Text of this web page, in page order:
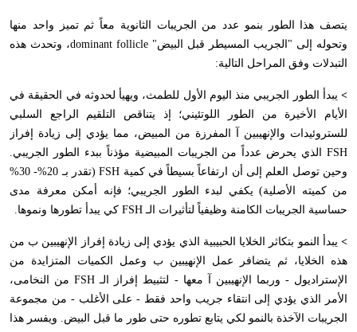
يتصف هذا الطور بنمو عدد من الجريبات الثانوية معاً ثم تميز واحد منها
وتحوله إلى "الجريب المسيطر قبل البيض" dominant follicle، وتحدث هذه
التبدلات وفق المراحل التالية:
> يبدأ الطور الجريبي منذ اليوم الأول للطمث، ويهيأ لحدوثه في الحقيقة في
الأيام الأخيرة من الطور اللوتئيني؛ إذ يتناقص التلقيم الراجع السلبي
للستروئيدات والإنهيبين آ المفرزة من المبيض، مما يؤدي إلى زيادة إفراز
FSH الذي يحرض عدداً من الجريبات المبيضية مؤذناً ببدء الطور الجريبي.
وحين توصل العلم إلى أن ارتفاعاً بسيطاً في كمية FSH
(تقدر بـ 20%- 30%
من كميته الأصلية) يكفي لبدء الطور الجريبي؛ فإنه أمكن معرفة مدى
حساسية الجريبات الكامنة وظيفياً لتأثيرات الـ FSH كي يبدأ تطورها ونموها.
> يبدأ النمو بتكاثر الخلايا الحبيبية الذي يؤدي إلى زيادة إفراز الإنهيبين ب من
هذه الخلايا، ثم يتضافر عمل الإنهيبين ب وعمل الكميات المتزايدة من
الإستراديول - وربما الإنهيبين آ معها - لتثبيط إفراز الـ FSHمن النخامى،
الأمر الذي يؤدي إلى انتقاء جريب واحد فقط - على الأغلب - من مجموعة
الجريبات الآخذة بالنمو لكي يتابع تطوره حتى طور ما قبل البيض. ويفسر هذا